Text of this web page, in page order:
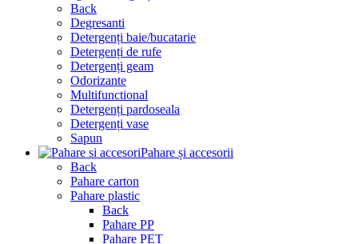
Back
Degresanti
Detergenți baie/bucatarie
Detergenți de rufe
Detergenți geam
Odorizante
Multifunctional
Detergenți pardoseala
Detergenți vase
Sapun
Pahare și accesorii
Back
Pahare carton
Pahare plastic
Back
Pahare PP
Pahare PET